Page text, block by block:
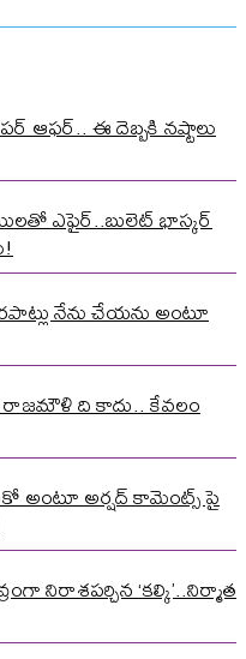
ఆఫర్.. ఈ దెబ్బకి నష్టాలు
ఎఫైర్..బులెట్ భాస్కర్
నేను చేయను అంటూ
రాజమౌళి ది కాదు.. కేవలం
అంటూ అర్షద్ కామెంట్స్ పై
నిరాశపర్చిన ‘కల్కి’..నిర్మాత